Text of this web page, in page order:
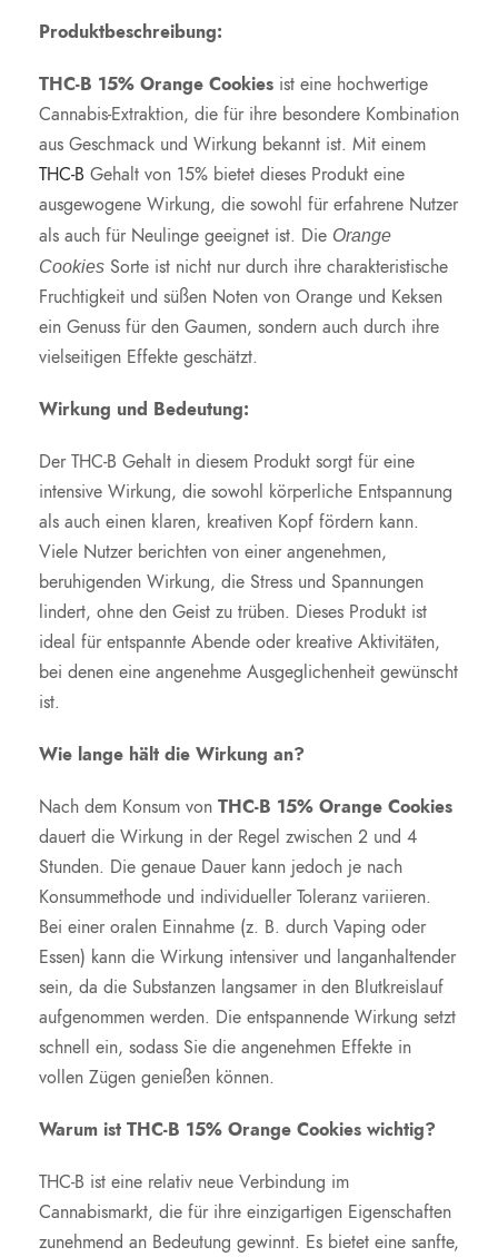
Produktbeschreibung:
THC-B 15% Orange Cookies ist eine hochwertige
Cannabis-Extraktion, die für ihre besondere Kombination
aus Geschmack und Wirkung bekannt ist. Mit einem
THC-B Gehalt von 15% bietet dieses Produkt eine
ausgewogene Wirkung, die sowohl für erfahrene Nutzer
als auch für Neulinge geeignet ist. Die Orange
Cookies Sorte ist nicht nur durch ihre charakteristische
Fruchtigkeit und süßen Noten von Orange und Keksen
ein Genuss für den Gaumen, sondern auch durch ihre
vielseitigen Effekte geschätzt.
Wirkung und Bedeutung:
Der THC-B Gehalt in diesem Produkt sorgt für eine
intensive Wirkung, die sowohl körperliche Entspannung
als auch einen klaren, kreativen Kopf fördern kann.
Viele Nutzer berichten von einer angenehmen,
beruhigenden Wirkung, die Stress und Spannungen
lindert, ohne den Geist zu trüben. Dieses Produkt ist
ideal für entspannte Abende oder kreative Aktivitäten,
bei denen eine angenehme Ausgeglichenheit gewünscht
ist.
Wie lange hält die Wirkung an?
Nach dem Konsum von THC-B 15% Orange Cookies
dauert die Wirkung in der Regel zwischen 2 und 4
Stunden. Die genaue Dauer kann jedoch je nach
Konsummethode und individueller Toleranz variieren.
Bei einer oralen Einnahme (z. B. durch Vaping oder
Essen) kann die Wirkung intensiver und langanhaltender
sein, da die Substanzen langsamer in den Blutkreislauf
aufgenommen werden. Die entspannende Wirkung setzt
schnell ein, sodass Sie die angenehmen Effekte in
vollen Zügen genießen können.
Warum ist THC-B 15% Orange Cookies wichtig?
THC-B ist eine relativ neue Verbindung im
Cannabismarkt, die für ihre einzigartigen Eigenschaften
zunehmend an Bedeutung gewinnt. Es bietet eine sanfte,